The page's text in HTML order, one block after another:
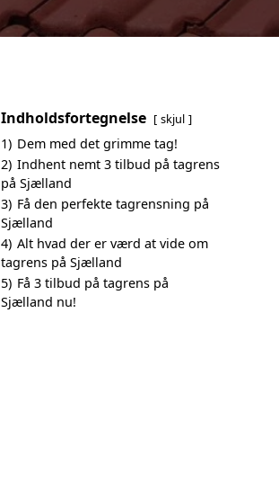
Indholdsfortegnelse skjul
1) Dem med det grimme tag!
2) Indhent nemt 3 tilbud på tagrens
på Sjælland
3) Få den perfekte tagrensning på
Sjælland
4) Alt hvad der er værd at vide om
tagrens på Sjælland
5) Få 3 tilbud på tagrens på
Sjælland nu!